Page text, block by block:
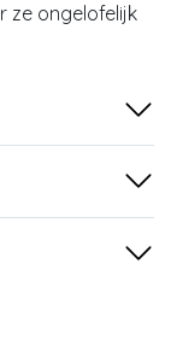
ze ongelofelijk